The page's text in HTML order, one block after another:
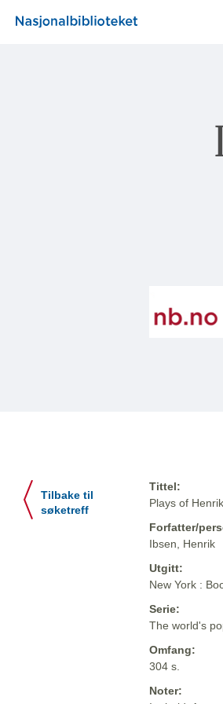
Tilbake til
søketreff
Tittel:
Plays of
Forfatter/
Ibsen, Henrik
Utgitt:
New York :
Serie:
The world's
Omfang:
304 s.
Noter: